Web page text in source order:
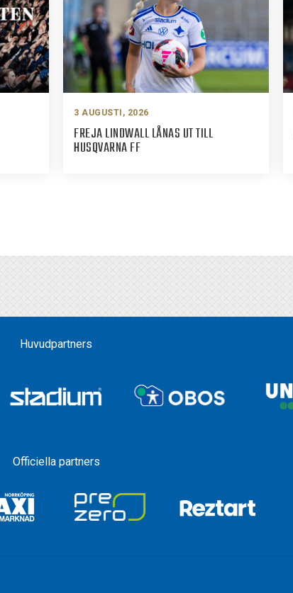
3 AUGUSTI, 2026
FREJA LINDWALL LÅNAS UT TILL
HUSQVARNA FF
Huvudpartners
Officiella partners